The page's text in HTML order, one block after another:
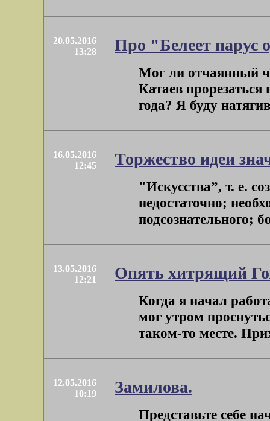
20.05.2016
13:28
Про "Белеет парус
Мог ли отчаянный
Катаев
года? Я буду
16.05.2016
12:45
Торжество идеи
"Искусства”, т. е.
недостаточно;
подсознательного;
13.05.2016
12:21
Опять хитрящий
Когда я начал
мог утром
таком-то месте.
12.05.2016
10:19
Замилова.
Представьте себе